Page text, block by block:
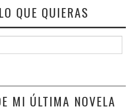
QUE QUIERAS
MI ÚLTIMA NOVELA